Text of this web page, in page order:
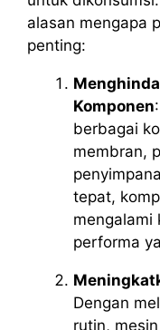
alasan mengapa
penting:
Komponen
berbagai
membran,
tepat,
mengalami
performa
Dengan
rutin,